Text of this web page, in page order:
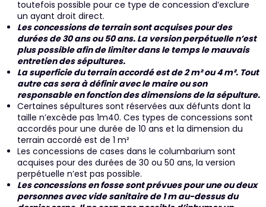
toutefois possible pour ce type de concession d’exclure
un ayant droit direct.
Les concessions de terrain sont acquises pour des
durées de 30 ans ou 50 ans. La version perpétuelle n’est
plus possible afin de limiter dans le temps le mauvais
entretien des sépultures.
La superficie du terrain accordé est de 2 m² ou 4 m². Tout
autre cas sera à définir avec le maire ou son
responsable en fonction des dimensions de la sépulture.
Certaines sépultures sont réservées aux défunts dont la
taille n’excède pas 1m40. Ces types de concessions sont
accordés pour une durée de 10 ans et la dimension du
terrain accordé est de 1 m²
Les concessions de cases dans le columbarium sont
acquises pour des durées de 30 ou 50 ans, la version
perpétuelle n’est pas possible.
Les concessions en fosse sont prévues pour une ou deux
personnes avec vide sanitaire de 1 m au-dessus du